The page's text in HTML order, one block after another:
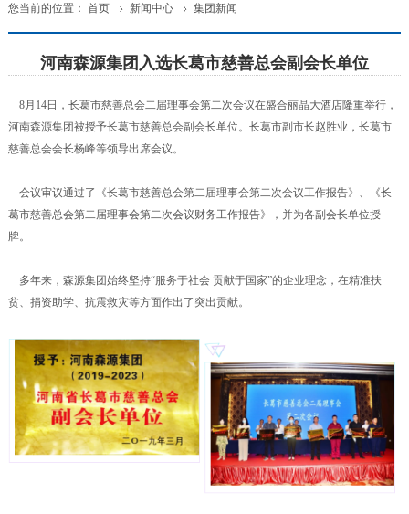
您当前的位置： 首页  新闻中心  集团新闻
河南森源集团入选长葛市慈善总会副会长单位
8月14日，长葛市慈善总会二届理事会第二次会议在盛合丽晶大酒店隆重举行，
河南森源集团被授予长葛市慈善总会副会长单位。长葛市副市长赵胜业，长葛市
慈善总会会长杨峰等领导出席会议。
会议审议通过了《长葛市慈善总会第二届理事会第二次会议工作报告》、《长
葛市慈善总会第二届理事会第二次会议财务工作报告》，并为各副会长单位授
牌。
多年来，森源集团始终坚持“服务于社会 贡献于国家”的企业理念，在精准扶
贫、捐资助学、抗震救灾等方面作出了突出贡献。